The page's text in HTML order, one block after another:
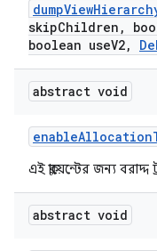
dumpView
skipChildren ,
boolean useV2,
abstract void
enableAllocation
এই ক্লায়েন্টের জন্য বরাদ্দ
abstract void